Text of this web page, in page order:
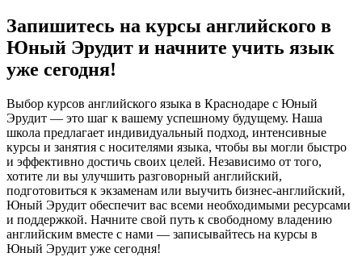
Запишитесь на курсы английского в
Юный Эрудит и начните учить язык
уже сегодня!
Выбор курсов английского языка в Краснодаре с Юный
Эрудит — это шаг к вашему успешному будущему. Наша
школа предлагает индивидуальный подход, интенсивные
курсы и занятия с носителями языка, чтобы вы могли быстро
и эффективно достичь своих целей. Независимо от того,
хотите ли вы улучшить разговорный английский,
подготовиться к экзаменам или выучить бизнес-английский,
Юный Эрудит обеспечит вас всеми необходимыми ресурсами
и поддержкой. Начните свой путь к свободному владению
английским вместе с нами — записывайтесь на курсы в
Юный Эрудит уже сегодня!